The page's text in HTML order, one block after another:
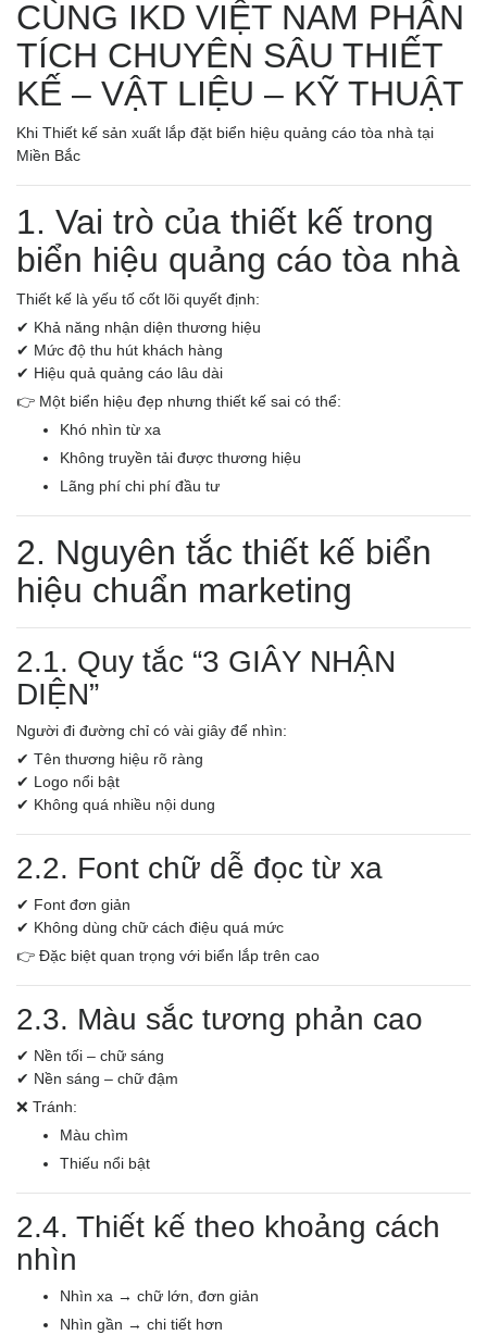
CÙNG IKD VIỆT NAM PHÂN
TÍCH CHUYÊN SÂU THIẾT
KẾ – VẬT LIỆU – KỸ THUẬT
Khi Thiết kế sản xuất lắp đặt biển hiệu quảng cáo tòa nhà tại
Miền Bắc
1. Vai trò của thiết kế trong
biển hiệu quảng cáo tòa nhà
Thiết kế là yếu tố cốt lõi quyết định:
✔ Khả năng nhận diện thương hiệu
✔ Mức độ thu hút khách hàng
✔ Hiệu quả quảng cáo lâu dài
👉 Một biển hiệu đẹp nhưng thiết kế sai có thể:
Khó nhìn từ xa
Không truyền tải được thương hiệu
Lãng phí chi phí đầu tư
2. Nguyên tắc thiết kế biển
hiệu chuẩn marketing
2.1. Quy tắc “3 GIÂY NHẬN
DIỆN”
Người đi đường chỉ có vài giây để nhìn:
✔ Tên thương hiệu rõ ràng
✔ Logo nổi bật
✔ Không quá nhiều nội dung
2.2. Font chữ dễ đọc từ xa
✔ Font đơn giản
✔ Không dùng chữ cách điệu quá mức
👉 Đặc biệt quan trọng với biển lắp trên cao
2.3. Màu sắc tương phản cao
✔ Nền tối – chữ sáng
✔ Nền sáng – chữ đậm
❌ Tránh:
Màu chìm
Thiếu nổi bật
2.4. Thiết kế theo khoảng cách
nhìn
Nhìn xa → chữ lớn, đơn giản
Nhìn gần → chi tiết hơn